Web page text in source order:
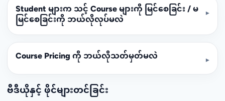
Student များက သင့် Course များကို မြင်စေခြင်း / မ
မြင်စေခြင်းကို ဘယ်လိုလုပ်မလဲ ▾
Course Pricing ကို ဘယ်လိုသတ်မှတ်မလဲ ▾
ဗီဒီယိုနှင့် ဖိုင်များတင်ခြင်း